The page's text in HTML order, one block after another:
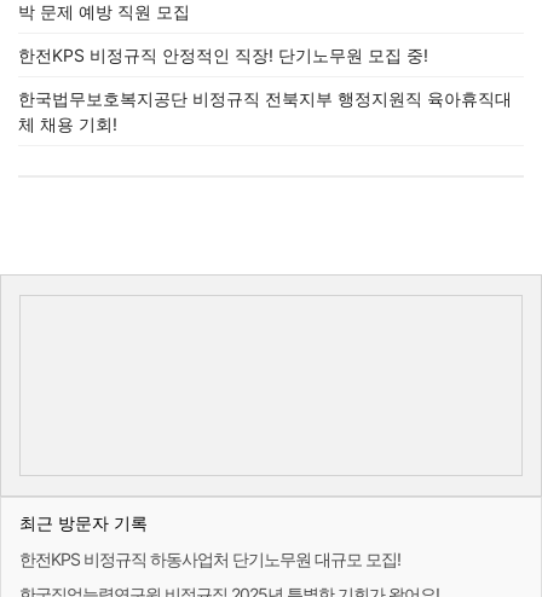
박 문제 예방 직원 모집
한전KPS 비정규직 안정적인 직장! 단기노무원 모집 중!
한국법무보호복지공단 비정규직 전북지부 행정지원직 육아휴직대
체 채용 기회!
최근 방문자 기록
한전KPS 비정규직 하동사업처 단기노무원 대규모 모집!